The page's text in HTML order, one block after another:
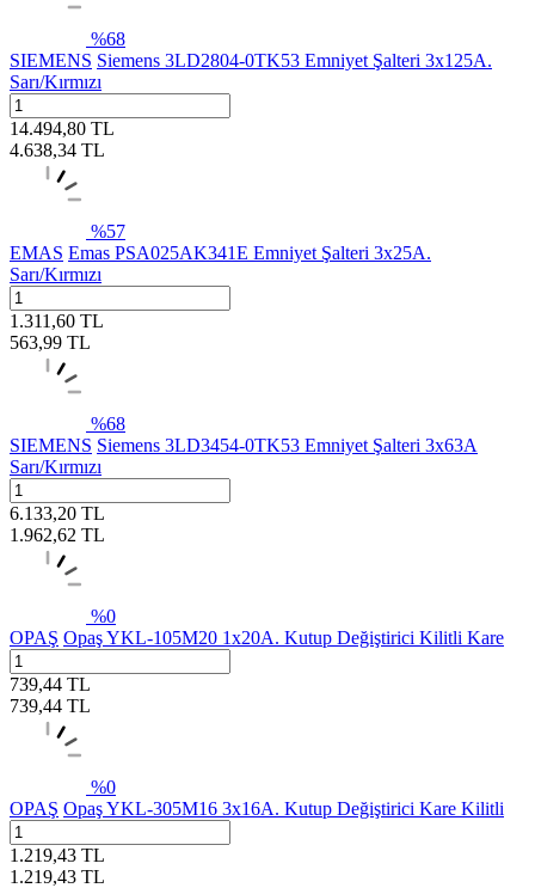
%68
SIEMENS Siemens 3LD2804-0TK53 Emniyet Şalteri 3x125A.
Sarı/Kırmızı
14.494,80 TL
4.638,34 TL
%57
EMAS Emas PSA025AK341E Emniyet Şalteri 3x25A.
Sarı/Kırmızı
1.311,60 TL
563,99 TL
%68
SIEMENS Siemens 3LD3454-0TK53 Emniyet Şalteri 3x63A
Sarı/Kırmızı
6.133,20 TL
1.962,62 TL
%0
OPAŞ Opaş YKL-105M20 1x20A. Kutup Değiştirici Kilitli Kare
739,44 TL
739,44 TL
%0
OPAŞ Opaş YKL-305M16 3x16A. Kutup Değiştirici Kare Kilitli
1.219,43 TL
1.219,43 TL